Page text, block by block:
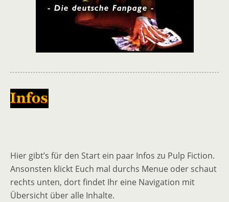
Hier gibt’s für den Start ein paar Infos zu Pulp Fiction.
Ansonsten klickt Euch mal durchs Menue oder schaut
rechts unten, dort findet Ihr eine Navigation mit
Übersicht über alle Inhalte.